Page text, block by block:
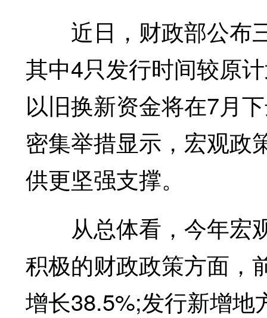
近日，财政部公布
其中4只发行时间较原
以旧换新资金将在7月
密集举措显示，宏观政
供更坚强支撑。
从总体看，今年宏观
积极的财政政策方面，
增长38.5%;发行新增地